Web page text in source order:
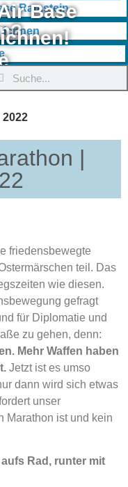
Base
|
friedensbewegte
teil. Das
wie diesen.
gefragt
für Diplomatie und
zu gehen, denn:
Mehr Waffen haben
Jetzt ist es umso
dann wird sich etwas
unser
Marathon ist und kein
Rad, runter mit